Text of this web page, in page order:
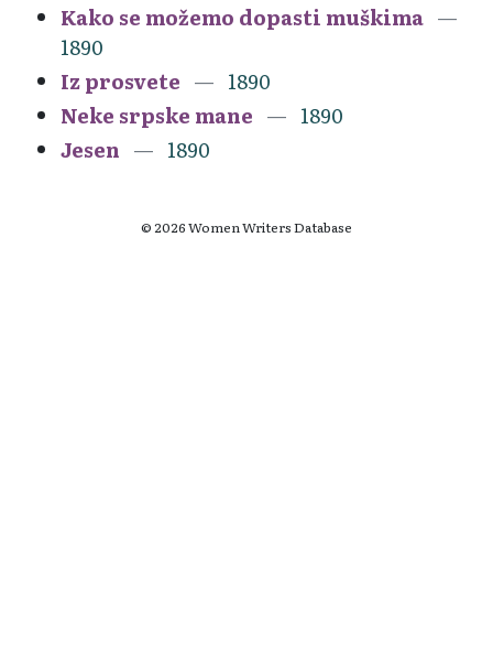
Kako se možemo dopasti muškima
1890
Iz prosvete
1890
Neke srpske mane
1890
Jesen
1890
© 2026 Women Writers Database